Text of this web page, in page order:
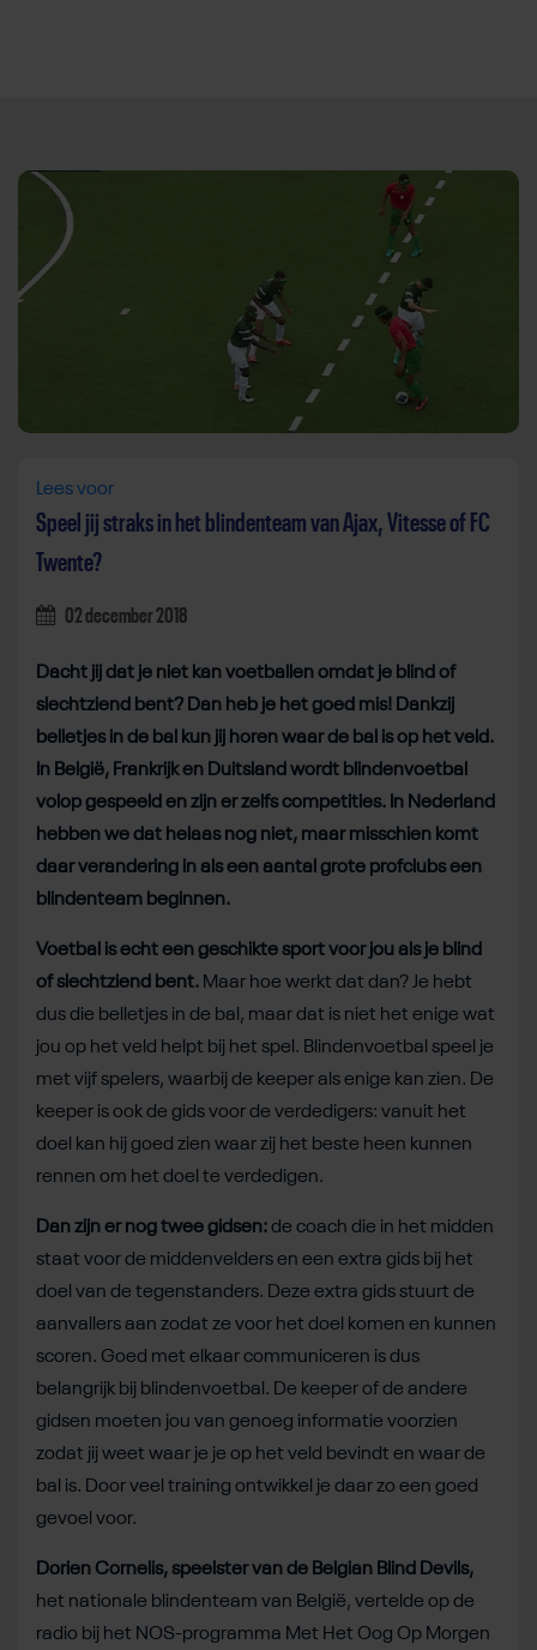
Lees voor
Speel jij straks in het blindenteam van Ajax, Vitesse of FC
Twente?
02 december 2018
Dacht jij dat je niet kan voetballen omdat je blind of
slechtziend bent? Dan heb je het goed mis! Dankzij
belletjes in de bal kun jij horen waar de bal is op het veld.
In België, Frankrijk en Duitsland wordt blindenvoetbal
volop gespeeld en zijn er zelfs competities. In Nederland
hebben we dat helaas nog niet, maar misschien komt
daar verandering in als een aantal grote profclubs een
blindenteam beginnen.
Voetbal is echt een geschikte sport voor jou als je blind
of slechtziend bent. Maar hoe werkt dat dan? Je hebt
dus die belletjes in de bal, maar dat is niet het enige wat
jou op het veld helpt bij het spel. Blindenvoetbal speel je
met vijf spelers, waarbij de keeper als enige kan zien. De
keeper is ook de gids voor de verdedigers: vanuit het
doel kan hij goed zien waar zij het beste heen kunnen
rennen om het doel te verdedigen.
Dan zijn er nog twee gidsen:de coach die in het midden
staat voor de middenvelders en een extra gids bij het
doel van de tegenstanders. Deze extra gids stuurt de
aanvallers aan zodat ze voor het doel komen en kunnen
scoren. Goed met elkaar communiceren is dus
belangrijk bij blindenvoetbal. De keeper of de andere
gidsen moeten jou van genoeg informatie voorzien
zodat jij weet waar je je op het veld bevindt en waar de
bal is. Door veel training ontwikkel je daar zo een goed
gevoel voor.
Dorien Cornelis, speelster van de Belgian Blind Devils,
het nationale blindenteam van België, vertelde op de
radio bij het NOS-programma Met Het Oog Op Morgen